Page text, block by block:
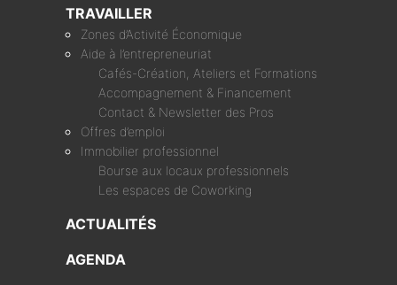
TRAVAILLER
Zones d’Activité Économique
Aide à l’entrepreneuriat
Cafés-Création, Ateliers et Formations
Accompagnement & Financement
Contact & Newsletter des Pros
Offres d’emploi
Immobilier professionnel
Bourse aux locaux professionnels
Les espaces de Coworking
ACTUALITÉS
AGENDA